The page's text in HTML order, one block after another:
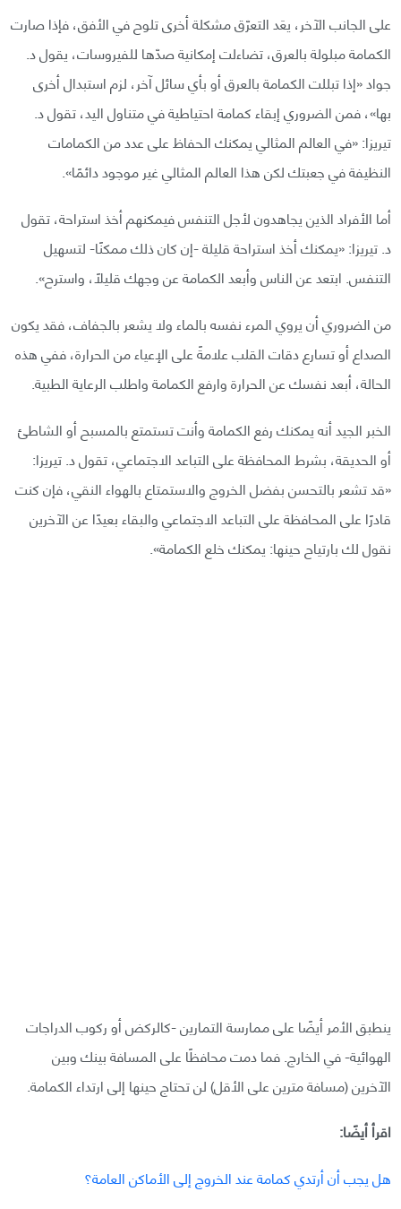
على الجانب الآخر، يعَد التعرّق مشكلة أخرى تلوح في الأفق، فإذا صارت
الكمامة مبلولة بالعرق، تضاءلت إمكانية صدّها للفيروسات، يقول د.
جواد «إذا تبللت الكمامة بالعرق أو بأي سائل آخر، لزم استبدال أخرى
بها»، فمن الضروري إبقاء كمامة احتياطية في متناول اليد، تقول د.
تيريزا: «في العالم المثالي يمكنك الحفاظ على عدد من الكمامات
النظيفة في جعبتك لكن هذا العالم المثالي غير موجود دائمًا».
أما الأفراد الذين يجاهدون لأجل التنفس فيمكنهم أخذ استراحة، تقول
د. تيريزا: «يمكنك أخذ استراحة قليلة -إن كان ذلك ممكنًا- لتسهيل
التنفس. ابتعد عن الناس وأبعد الكمامة عن وجهك قليلًا، واسترح».
من الضروري أن يروي المرء نفسه بالماء ولا يشعر بالجفاف، فقد يكون
الصداع أو تسارع دقات القلب علامةً على الإعياء من الحرارة، ففي هذه
الحالة، أبعد نفسك عن الحرارة وارفع الكمامة واطلب الرعاية الطبية.
الخبر الجيد أنه يمكنك رفع الكمامة وأنت تستمتع بالمسبح أو الشاطئ
أو الحديقة، بشرط المحافظة على التباعد الاجتماعي، تقول د. تيريزا:
«قد تشعر بالتحسن بفضل الخروج والاستمتاع بالهواء النقي، فإن كنت
قادرًا على المحافظة على التباعد الاجتماعي والبقاء بعيدًا عن الآخرين
نقول لك بارتياح حينها: يمكنك خلع الكمامة».
ينطبق الأمر أيضًا على ممارسة التمارين -كالركض أو ركوب الدراجات
الهوائية- في الخارج. فما دمت محافظًا على المسافة بينك وبين
الآخرين (مسافة مترين على الأقل) لن تحتاج حينها إلى ارتداء الكمامة.
اقرأ أيضًا:
هل يجب أن أرتدي كمامة عند الخروج إلى الأماكن العامة؟